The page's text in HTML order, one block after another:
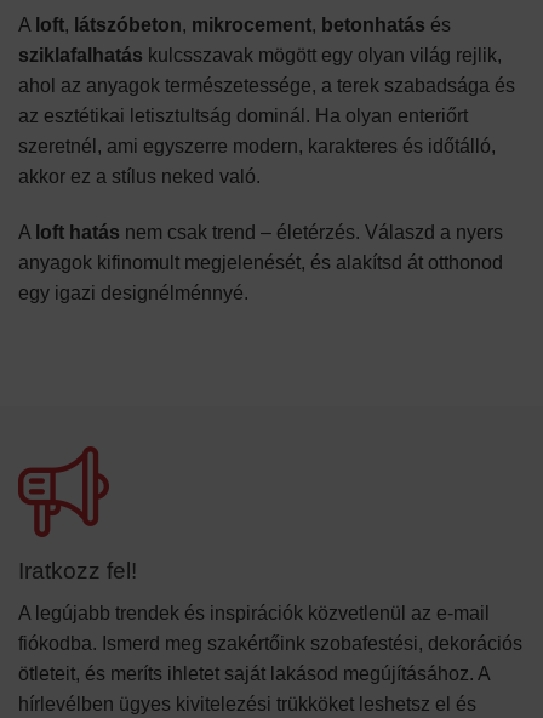
A loft, látszóbeton, mikrocement, betonhatás és
sziklafalhatás kulcsszavak mögött egy olyan világ rejlik,
ahol az anyagok természetessége, a terek szabadsága és
az esztétikai letisztultság dominál. Ha olyan enteriőrt
szeretnél, ami egyszerre modern, karakteres és időtálló,
akkor ez a stílus neked való.
A loft hatás nem csak trend – életérzés. Válaszd a nyers
anyagok kifinomult megjelenését, és alakítsd át otthonod
egy igazi designélménnyé.
Iratkozz fel!
A legújabb trendek és inspirációk közvetlenül az e-mail
fiókodba. Ismerd meg szakértőink szobafestési, dekorációs
ötleteit, és meríts ihletet saját lakásod megújításához. A
hírlevélben ügyes kivitelezési trükköket leshetsz el és